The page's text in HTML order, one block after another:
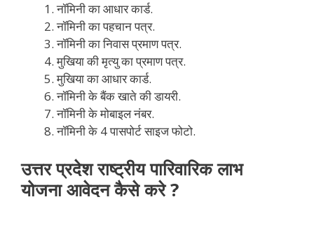
नॉमिनी का आधार कार्ड.
नॉमिनी का पहचान पत्र.
नॉमिनी का निवास प्रमाण पत्र.
मुखिया की मृत्यु का प्रमाण पत्र.
मुखिया का आधार कार्ड.
नॉमिनी के बैंक खाते की डायरी.
नॉमिनी के मोबाइल नंबर.
नॉमिनी के 4 पासपोर्ट साइज फोटो.
उत्तर प्रदेश राष्ट्रीय पारिवारिक लाभ
योजना आवेदन कैसे करे ?